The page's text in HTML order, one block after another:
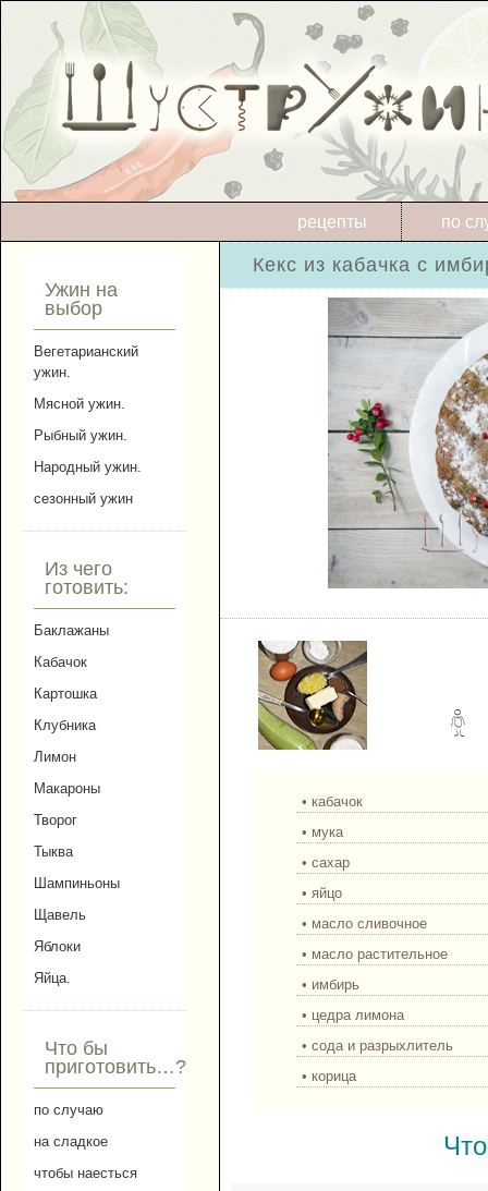
по
рецепты
Ужин на
выбор
Вегетарианский
ужин.
Мясной ужин.
Рыбный ужин.
Народный ужин.
сезонный ужин
Из чего
готовить:
Баклажаны
Кабачок
Картошка
Клубника
Лимон
Макароны
Творог
Тыква
Шампиньоны
Щавель
Яблоки
Яйца.
Что бы
приготовить…?
по случаю
на сладкое
чтобы наесться
Кекс из кабачка с
• кабачок
• мука
• сахар
• яйцо
• масло сливочное
• масло растительное
• имбирь
• цедра лимона
• сода и разрыхлитель
• корица